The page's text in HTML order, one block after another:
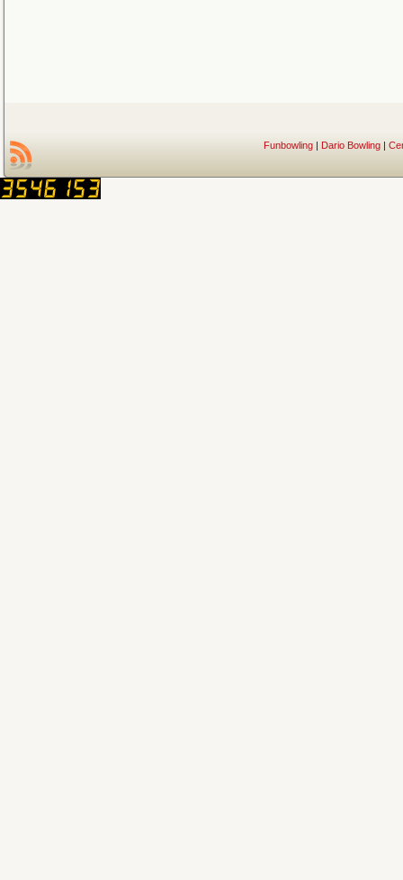
Funbowling | Dario Bowling |